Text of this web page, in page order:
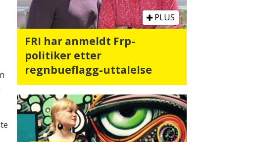
PLUS
FRI har anmeldt Frp-
politiker etter
regnbueflagg-uttalelse